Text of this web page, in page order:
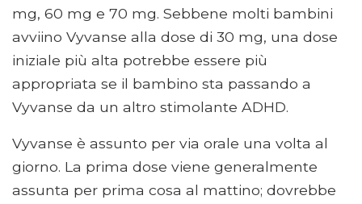
mg, 60 mg e 70 mg. Sebbene molti bambini
avviino Vyvanse alla dose di 30 mg, una dose
iniziale più alta potrebbe essere più
appropriata se il bambino sta passando a
Vyvanse da un altro stimolante ADHD.
Vyvanse è assunto per via orale una volta al
giorno. La prima dose viene generalmente
assunta per prima cosa al mattino; dovrebbe